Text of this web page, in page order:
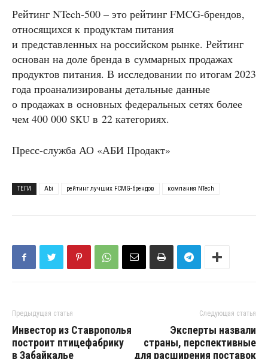
Рейтинг NTech-500 – это рейтинг FMCG-брендов,
относящихся к продуктам питания
и представленных на российском рынке. Рейтинг
основан на доле бренда в суммарных продажах
продуктов питания. В исследовании по итогам 2023
года проанализированы детальные данные
о продажах в основных федеральных сетях более
чем 400 000 SKU в 22 категориях.
Пресс-служба АО «АБИ Продакт»
ТЕГИ Abi рейтинг лучших FCMG-брендов компания NTech
Предыдущая статья
Инвестор из Ставрополья
построит птицефабрику
в Забайкалье
Следующая статья
Эксперты назвали
страны, перспективные
для расширения поставок